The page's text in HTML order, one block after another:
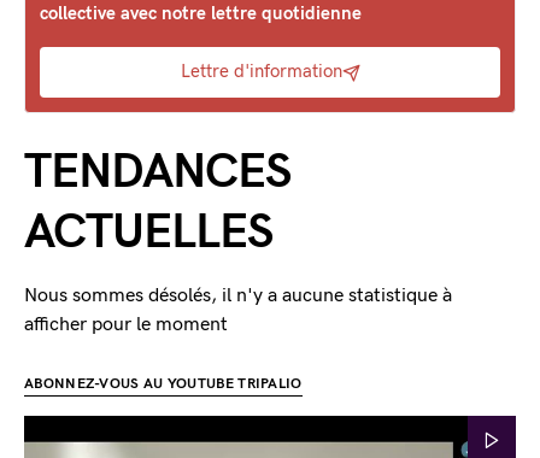
collective avec notre lettre quotidienne
Lettre d'information
TENDANCES
ACTUELLES
Nous sommes désolés, il n'y a aucune statistique à
afficher pour le moment
ABONNEZ-VOUS AU YOUTUBE TRIPALIO